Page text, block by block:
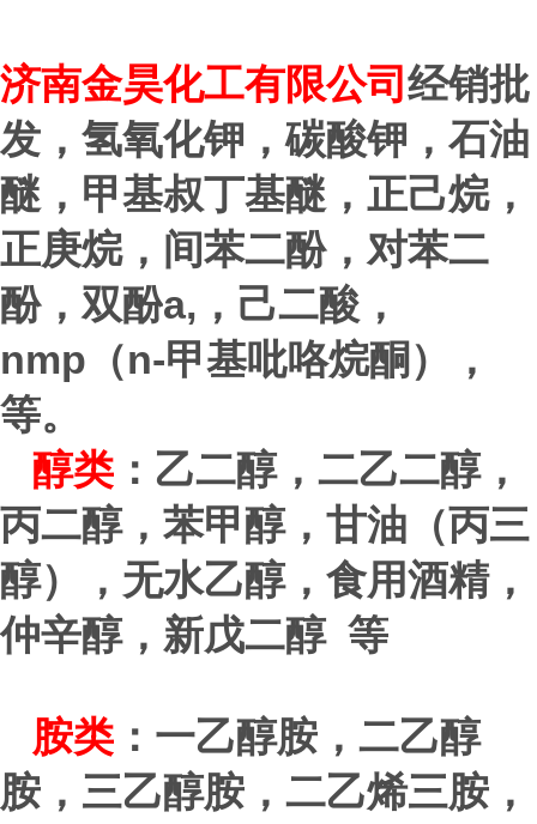
济南金昊化工有限公司 经销批
发，氢氧化钾，碳酸钾，石油
醚，甲基叔丁基醚，正己烷，
正庚烷，间苯二酚，对苯二
酚，双酚a, ，己二酸，
nmp （n-甲基吡咯烷酮），
等。
醇类 ：乙二醇，二乙二醇，
丙二醇，苯甲醇，甘油（丙三
醇），无水乙醇，食用酒精，
仲辛醇，新戊二醇 等
胺类 ：一乙醇胺，二乙醇
胺，三乙醇胺，二乙烯三胺，